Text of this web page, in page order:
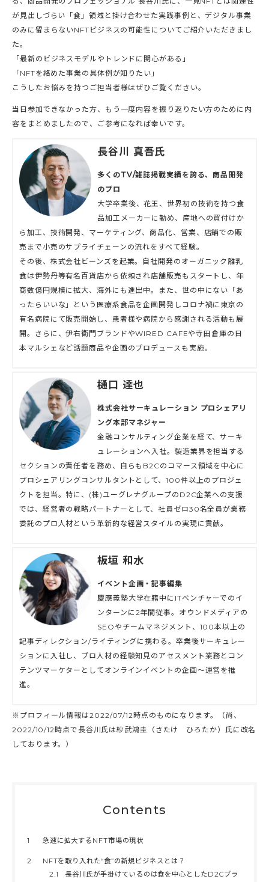
が見出しづらい「食」領域と掛け合わせた実践事例と、デジタル事業
のみに留まらないNFTビジネスの可能性についてご紹介いただきまし
た。
「最新のビジネスモデルやトレンドに関心がある」
「NFTを絡めた事業の具体例が知りたい」
こうしたお悩みを持つご担当者様はぜひご覧ください。
当日参加できなかった方、もう一度内容を振り返りたい方のために内
容をまとめましたので、ご参考になれば幸いです。
長谷川 真吾氏
多くのTV/雑誌掲載実績を誇る、商品開発
のプロ
大学卒業後、花王、世界初の技術を持つ食
品加工メーカーに勤め、産地への買付けか
ら加工、技術開発、マーケティング、商品化、営業、店鋪での販
売まで小売のサプライチェーンの流れをすべて経験。
その後、株式会社ビーンズを起業。自社開発のオーガニック離乳
食は伊勢丹等有名百貨店から依頼され店舗販売もスタートし、年
商数億円規模に拡大、海外にも進出中。また、世の中にない「あ
ったらいいな」という医療系食品を企画開発しコロナ禍に東京の
有名病院にて販売開始し、患者様や病院から感謝される活動も展
開。さらに、伊右衛門ブランドやWIRED CAFEや寺田倉庫の日
本マルシェなど話題商品や企画のプロデュースも実施。
樋口 達也
株式会社サーキュレーション プロシェアリ
ング本部マネジャー
金融コンサルティング企業を経て、サーキ
ュレーションへ入社。製造業界を担当する
セクションの責任者を務め、自らもB2Cのコマース領域を中心に
プロシェアリングコンサルタントとして、100件以上のプロジェ
クトを担当。特に、(株)ユーグレナグループのD2C企業への支援
では、経営者の戦略パートナーとして、社員ゼロ30名全員が業務
委託のプロ人材という革新的な経営スタイルの実現に貢献。
板垣 和水
イベント企画・記事編集
慶應義塾大学在籍中にITベンチャーでのイ
ンターンに2年間従事。オウンドメディアの
SEOやチームマネジメント、100本以上の
記事ディレクション/ライティングに携わる。卒業後サーキュレー
ションに入社し、プロ人材の経験知見のアセスメント業務とコン
テンツマーケターとしてオンラインイベントの企画〜運営を推
進。
※プロフィール情報は2022/07/12時点のものになります。（尚、
2022/10/12時点で長谷川氏は紗武鴻圭（さたけ ひろたか）氏に改名
しております。）
Contents
1 急速に拡大するNFT市場の現状
2
NFTを取り入れた“食”の新規ビジネスとは？
2.1
長谷川氏が手掛けているのは食を中心としたD2Cブラ